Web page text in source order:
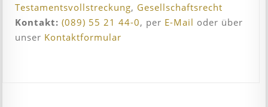
Testamentsvollstreckung, Gesellschaftsrecht
Kontakt: (089) 55 21 44-0, per E-Mail oder über
unser Kontaktformular